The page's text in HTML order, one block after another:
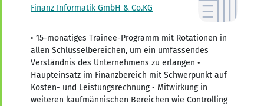
Finanz Informatik GmbH & Co.KG
• 15-monatiges Trainee-Programm mit Rotationen in
allen Schlüsselbereichen, um ein umfassendes
Verständnis des Unternehmens zu erlangen •
Haupteinsatz im Finanzbereich mit Schwerpunkt auf
Kosten- und Leistungsrechnung • Mitwirkung in
weiteren kaufmännischen Bereichen wie Controlling